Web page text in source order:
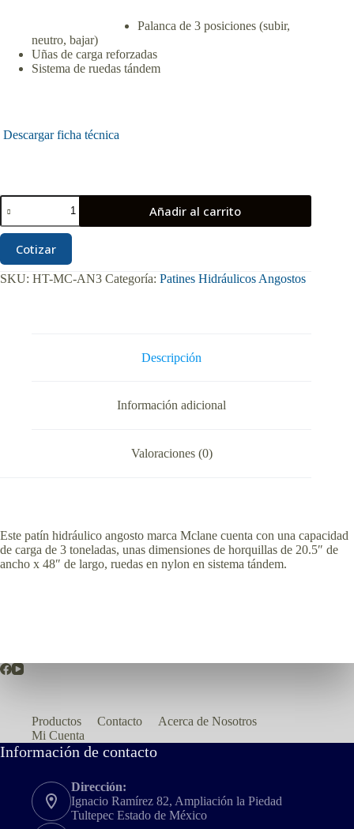
Palanca de 3 posiciones (subir,
neutro, bajar)
Uñas de carga reforzadas
Sistema de ruedas tándem
Descargar ficha técnica
Patín
Hidráulico
3
Toneladas
Mclane
Angosto
21"
Añadir al carrito
Cotizar
SKU: HT-MC-AN3 Categoría: Patines Hidráulicos Angostos
Descripción
Información adicional
Valoraciones (0)
Este patín hidráulico angosto marca Mclane cuenta con una capacidad
de carga de 3 toneladas, unas dimensiones de horquillas de 20.5″ de
ancho x 48″ de largo, ruedas en nylon en sistema tándem.
Productos Contacto
Acerca de Nosotros
Mi Cuenta
Información de contacto
Dirección:
Ignacio Ramírez 82, Ampliación la Piedad
Tultepec Estado de México